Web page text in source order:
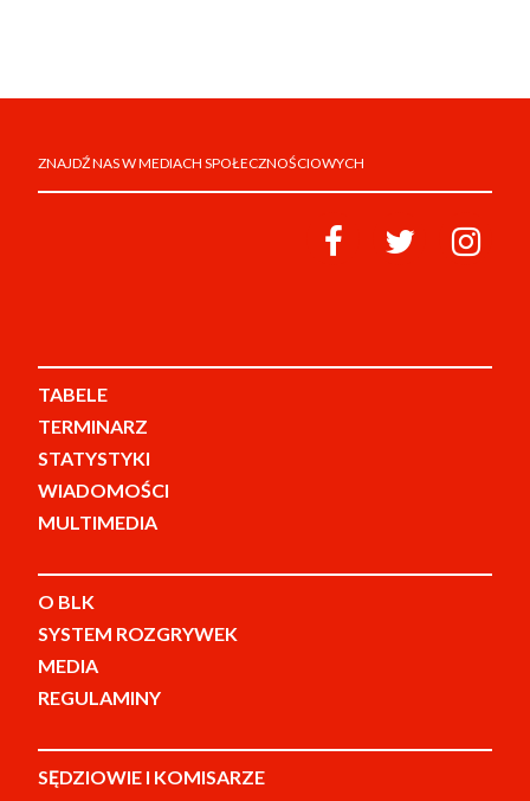
ZNAJDŹ NAS W MEDIACH SPOŁECZNOŚCIOWYCH
TABELE
TERMINARZ
STATYSTYKI
WIADOMOŚCI
MULTIMEDIA
O BLK
SYSTEM ROZGRYWEK
MEDIA
REGULAMINY
SĘDZIOWIE I KOMISARZE